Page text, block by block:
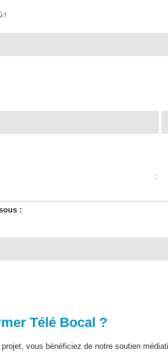
!
:
:
Télé Bocal ?
vous bénéficiez de notre soutien